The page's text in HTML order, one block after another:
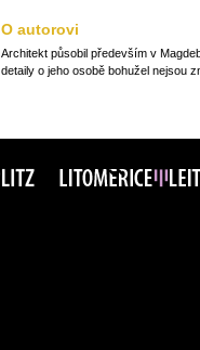
O autorovi
Architekt působil především v
detaily o jeho osobě bohužel nejsou